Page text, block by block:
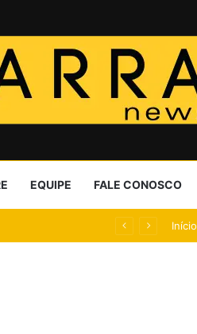
EQUIPE FALE CONOSCO
adulto Início